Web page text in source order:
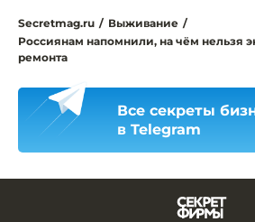
Secretmag.ru / Выживание /
Россиянам напомнили, на чём нельзя
ремонта
Все секреты
в Telegram